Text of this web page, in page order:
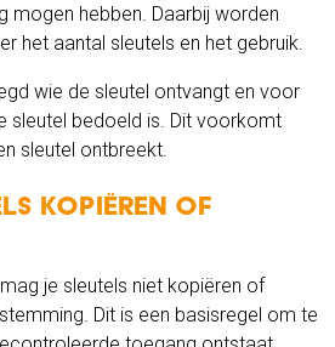
mogen hebben. Daarbij worden
het aantal sleutels en het gebruik.
wie de sleutel ontvangt en voor
sleutel bedoeld is. Dit voorkomt
sleutel ontbreekt.
kopiëren of
je sleutels niet kopiëren of
Dit is een basisregel om te